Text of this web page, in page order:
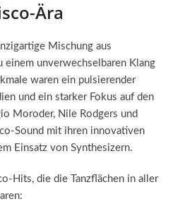
Ära
Mischung aus
einem unverwechselbaren Klang
waren ein pulsierender
und ein starker Fokus auf den
Moroder, Nile Rodgers und
Sound mit ihren innovativen
Einsatz von Synthesizern.
Hits, die die Tanzflächen in aller